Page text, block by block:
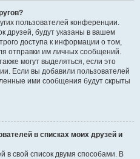
пользователей конференции.
друзей, будут указаны в вашем
доступа к информации о том,
отправки им личных сообщений.
могут выделяться, если это
Если вы добавили пользователей
ими сообщения будут скрыты
в списках моих друзей и
в свой список двумя способами. В